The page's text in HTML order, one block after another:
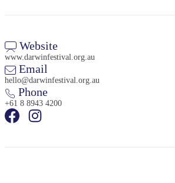
尋:
Website
www.darwinfestival.org.au
Email
hello@darwinfestival.org.au
Phone
+61 8 8943 4200